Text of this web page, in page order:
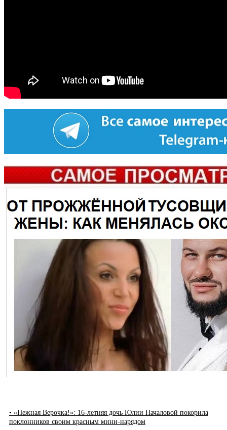
• «Нежная Верочка!»: 16-летняя дочь Юлии Началовой покорила
поклонников своим красным мини-нарядом